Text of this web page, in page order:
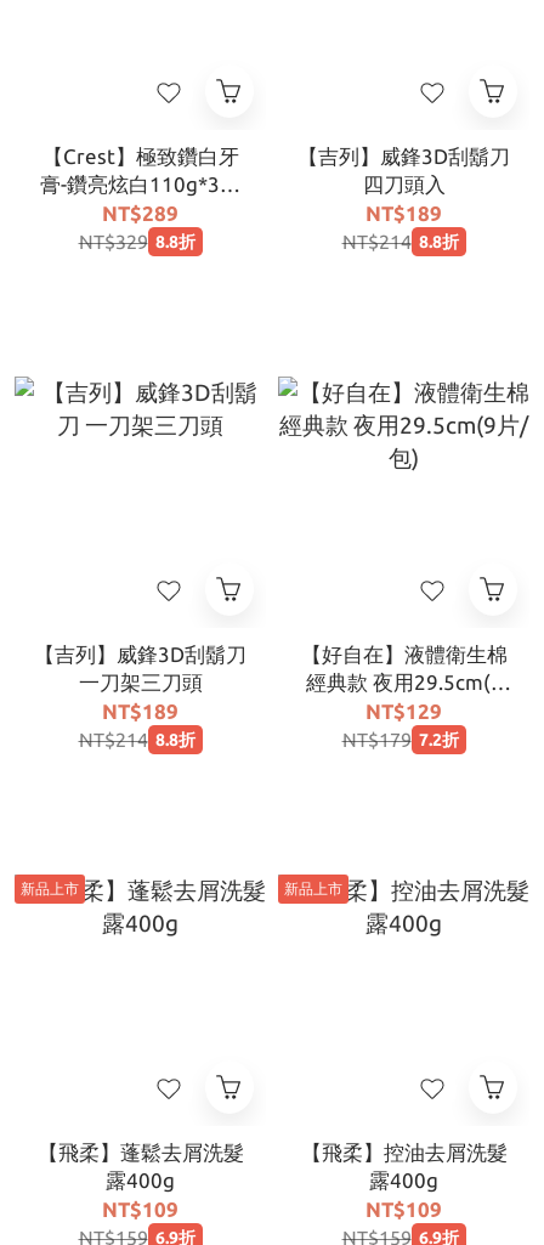
【Crest】極致鑽白牙
膏-鑽亮炫白110g*3入
組
NT$289
NT$329 8.8折
【吉列】威鋒3D刮鬍刀
四刀頭入
NT$189
NT$214 8.8折
【吉列】威鋒3D刮鬍刀
一刀架三刀頭
NT$189
NT$214 8.8折
【好自在】液體衛生棉
經典款 夜用29.5cm(9
片/包)
NT$129
NT$179 7.2折
新品上市
【飛柔】蓬鬆去屑洗髮
露400g
NT$109
NT$159 6.9折
新品上市
【飛柔】控油去屑洗髮
露400g
NT$109
NT$159 6.9折